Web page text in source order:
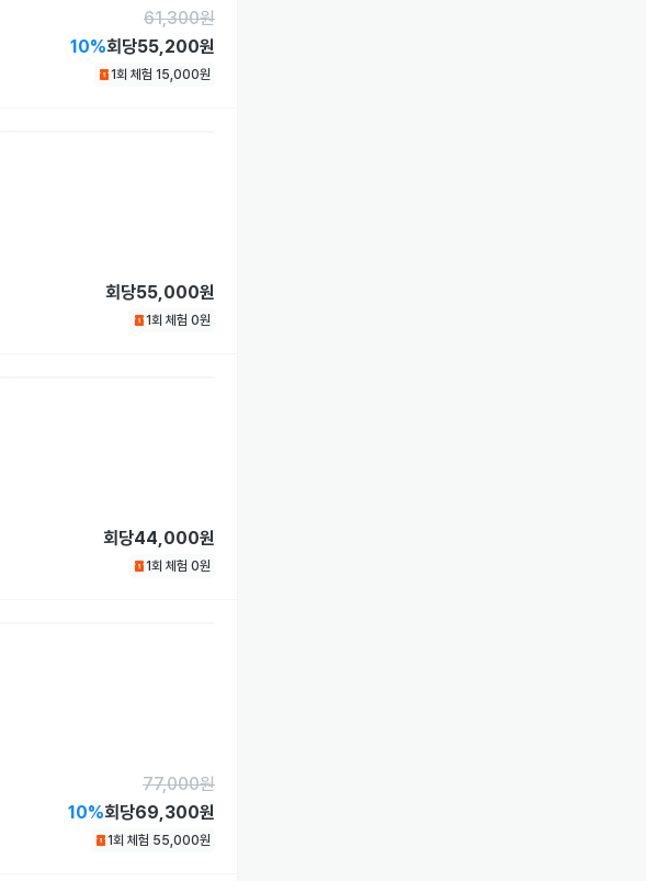
61,300원
10%회당55,200원
1회 체험 15,000원
회당55,000원
1회 체험 0원
회당44,000원
1회 체험 0원
77,000원
10%회당69,300원
1회 체험 55,000원